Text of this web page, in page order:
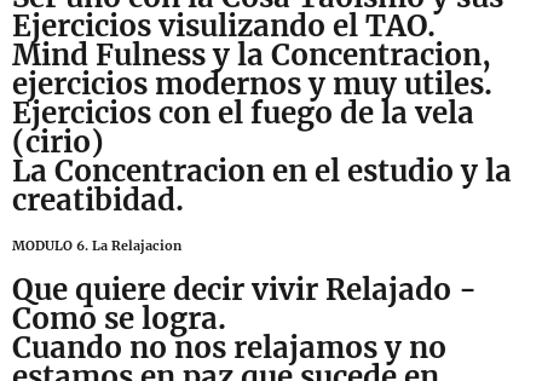
Ejercicios visulizando el TAO.
Mind Fulness y la Concentracion,
ejercicios modernos y muy utiles.
Ejercicios con el fuego de la vela
(cirio)
La Concentracion en el estudio y la
creatibidad.
MODULO 6. La Relajacion
Que quiere decir vivir Relajado -
Como se logra.
Cuando no nos relajamos y no